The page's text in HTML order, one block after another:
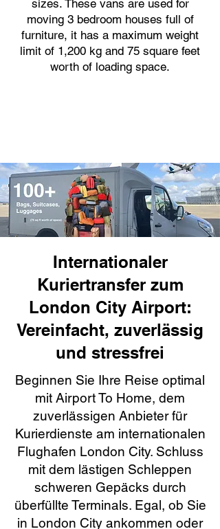
sizes. These vans are used for
moving 3 bedroom houses full of
furniture, it has a maximum weight
limit of 1,200 kg and 75 square feet
worth of loading space.
Internationaler
Kuriertransfer zum
London City Airport:
Vereinfacht, zuverlässig
und stressfrei
Beginnen Sie Ihre Reise optimal
mit Airport To Home, dem
zuverlässigen Anbieter für
Kurierdienste am internationalen
Flughafen London City. Schluss
mit dem lästigen Schleppen
schweren Gepäcks durch
überfüllte Terminals. Egal, ob Sie
in London City ankommen oder